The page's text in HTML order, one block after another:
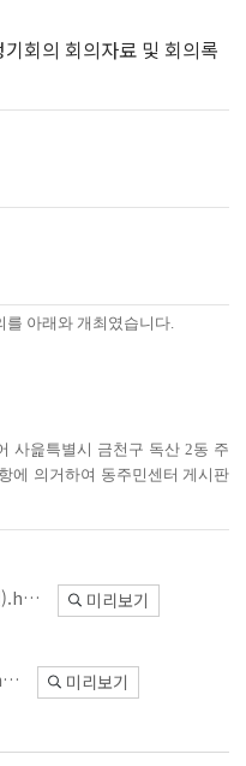
회의 회의자료 및 회의록
아래와 개최였습니다.
사읉특별시 금천구 독산 2동 주
에 의거하여 동주민센터 게시판
2025.02.13_정기회의 회의록(2월).hwp
미리보기
2025.02.13_정기회의자료(2월).hwp
미리보기